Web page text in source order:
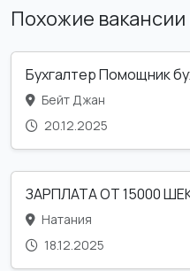
Похожие
Бухгалтер Помощник
Бейт Джан
20.12.2025
ЗАРПЛАТА ОТ 15000
Натания
18.12.2025